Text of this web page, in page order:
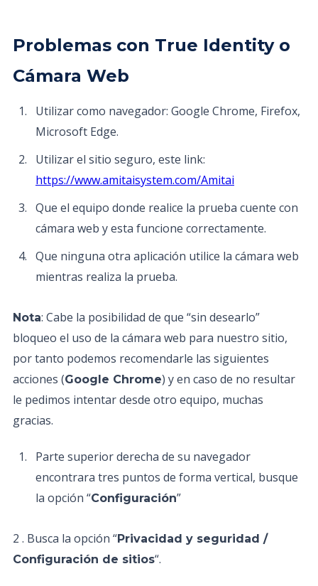
Problemas con True Identity o
Cámara Web
Utilizar como navegador: Google Chrome, Firefox,
Microsoft Edge.
Utilizar el sitio seguro, este link:
https://www.amitaisystem.com/Amitai
Que el equipo donde realice la prueba cuente con
cámara web y esta funcione correctamente.
Que ninguna otra aplicación utilice la cámara web
mientras realiza la prueba.
Nota: Cabe la posibilidad de que “sin desearlo”
bloqueo el uso de la cámara web para nuestro sitio,
por tanto podemos recomendarle las siguientes
acciones (Google Chrome) y en caso de no resultar
le pedimos intentar desde otro equipo, muchas
gracias.
Parte superior derecha de su navegador
encontrara tres puntos de forma vertical, busque
la opción “Configuración”
2 . Busca la opción “Privacidad y seguridad /
Configuración de sitios“.